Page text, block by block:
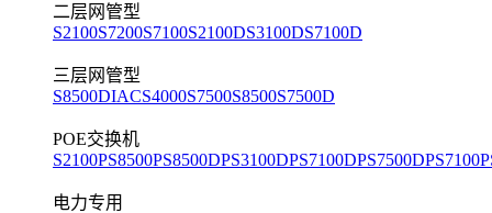
二层网管型
S2100S7200S7100S2100DS3100DS7100D
三层网管型
S8500DIACS4000S7500S8500S7500D
POE交换机
S2100PS8500PS8500DPS3100DPS7100DPS7500DPS7100P
电力专用